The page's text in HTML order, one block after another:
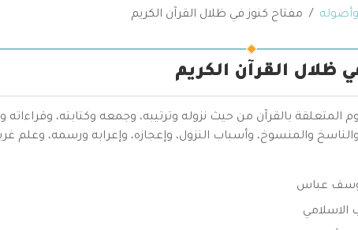
مفتاح كنوز في ظلال القرآن الكريم
ظلال القرآن الكريم
المتعلقة بالقرآن من حيث نزوله وترتيبه، وجمعه وكتابته،
والمنسوخ، وأسباب النزول، وإعجازه، وإعرابه ورسمه، وعلم
عباس
الاسلامي